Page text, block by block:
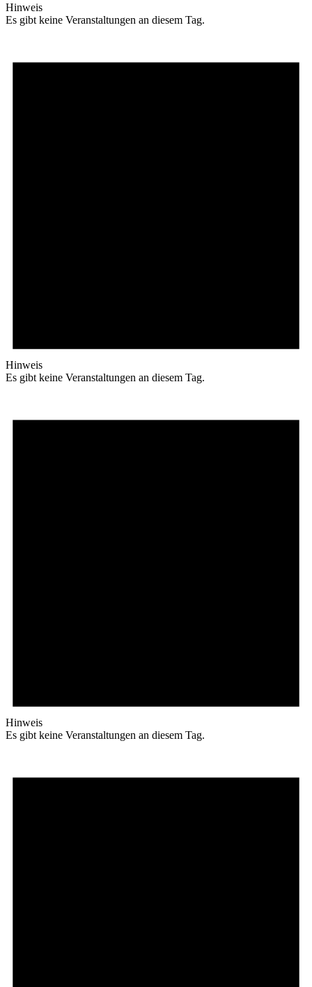
Hinweis
Es gibt keine Veranstaltungen an diesem Tag.
Hinweis
Es gibt keine Veranstaltungen an diesem Tag.
Hinweis
Es gibt keine Veranstaltungen an diesem Tag.